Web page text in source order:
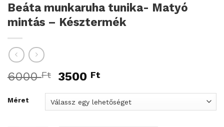
Beáta munkaruha tunika- Matyó
mintás – Késztermék
6000Ft
Original
was:
6000 Ft.
3500 Ft
is:
3500 Ft.
Méret